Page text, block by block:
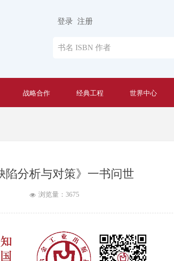
登录 注册
战略合作 经典工程 世界中心
陷分析与对策》一书问世
넶 浏览量： 3675